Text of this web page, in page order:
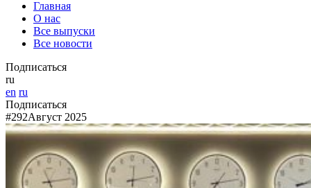
Главная
О нас
Все выпуски
Все новости
Подписаться
ru
en ru
Подписаться
#292Август 2025